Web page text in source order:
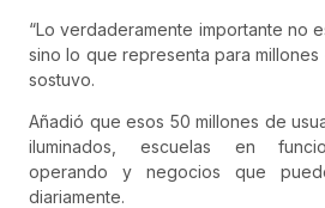
“Lo verdaderamente importante no
sino lo que representa para millones
sostuvo.
Añadió que esos 50 millones de
iluminados, escuelas en
operando y negocios que
diariamente.